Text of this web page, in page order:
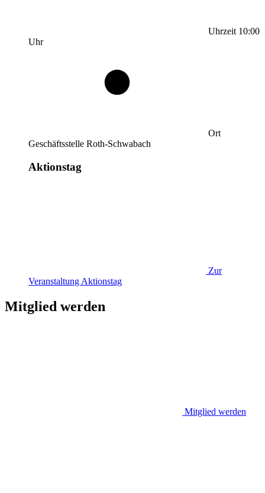
Uhrzeit 10:00
Uhr
Ort
Geschäftsstelle Roth-Schwabach
Aktionstag
Zur
Veranstaltung Aktionstag
Mitglied werden
Mitglied werden